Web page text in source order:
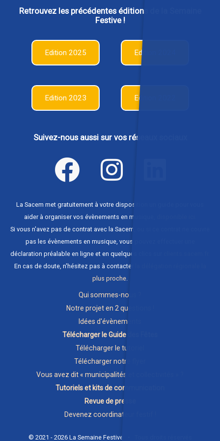
Retrouvez les précédentes éditions de la Semaine
Festive !
Edition 2025 Edition 2024
Edition 2023 Edition 2022
Suivez-nous aussi sur vos réseaux sociaux
La Sacem met gratuitement à votre disposition un guide pour vous
aider à organiser vos évènements en musique,
Si vous n'avez pas de contrat avec la Sacem, ou si ce contrat ne couvre
pas les évènements en musique, vous pouvez effectuer une
déclaration préalable en ligne et en quelques clics sur
En cas de doute, n'hésitez pas à contacter
plus proche.
Qui sommes-nous ?
Notre projet en 2 questions !
Idées d'évènements
Télécharger le Guide des Fêtes
Télécharger le tutoriel
Télécharger notre flyer
Vous avez dit « municipalités et collectivités » ?
Tutoriels et kits de communication
Revue de presse
Devenez coordinateur festif !
© 2021 - 2026 La Semaine Festive • Tous droits réservés